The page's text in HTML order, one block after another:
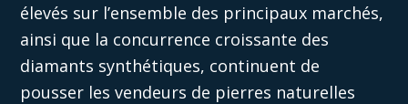
élevés sur l’ensemble des principaux marchés,
ainsi que la concurrence croissante des
diamants synthétiques, continuent de
pousser les vendeurs de pierres naturelles